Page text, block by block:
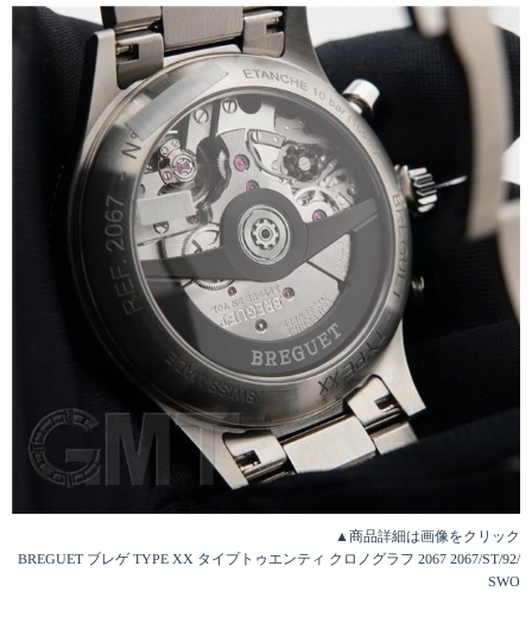
▲商品詳細は画像をクリック
BREGUET ブレゲ TYPE XX タイプトゥエンティ クロノグラフ 2067 2067/ST/92/
SWO